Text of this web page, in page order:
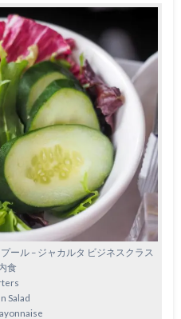
ール – ジャカルタ ビジネスクラス
食
Salad